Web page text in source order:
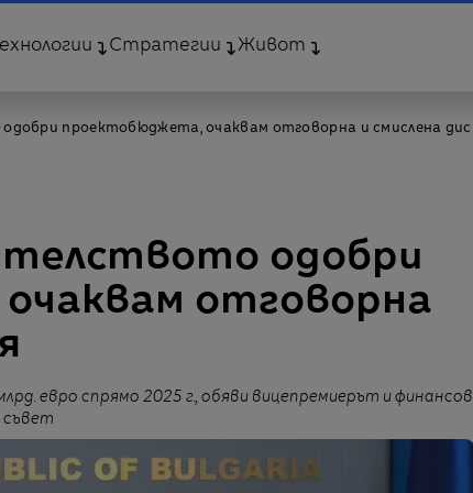
Стратегии Живот
проектобюджета, очаквам отговорна и смислена
одобри
отговорна
евро спрямо 2025 г., обяви вицепремиерът и финансов
съвет